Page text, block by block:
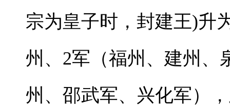
宗为皇子时，封建王)升
州、2军（福州、建州、
州、邵武军、兴化军）